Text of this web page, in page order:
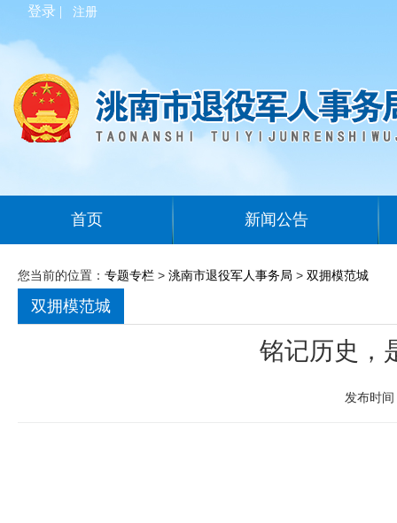
登录 | 注册
首页 新闻公告
您当前的位置： 专题专栏 > 洮南市退役军人事务局 > 双拥模范城
双拥模范城
铭记历史，
发布时